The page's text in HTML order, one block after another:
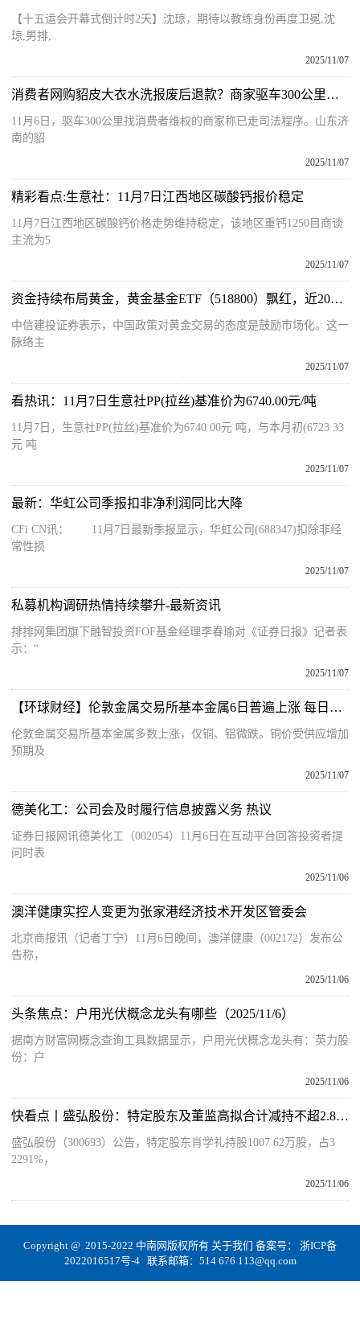
【十五运会开幕式倒计时2天】沈琼，期待以教练身份再度卫冕,沈
琼,男排,
2025/11/07
消费者网购貂皮大衣水洗报废后退款？商家驱车300公里讨说法 快资讯
11月6日，驱车300公里找消费者维权的商家称已走司法程序。山东济
南的貂
2025/11/07
精彩看点:生意社：11月7日江西地区碳酸钙报价稳定
11月7日江西地区碳酸钙价格走势维持稳定，该地区重钙1250目商谈
主流为5
2025/11/07
资金持续布局黄金，黄金基金ETF（518800）飘红，近20日净流入超44亿元 速读
中信建投证券表示，中国政策对黄金交易的态度是鼓励市场化。这一
脉络主
2025/11/07
看热讯：11月7日生意社PP(拉丝)基准价为6740.00元/吨
11月7日，生意社PP(拉丝)基准价为6740 00元 吨，与本月初(6723 33
元 吨
2025/11/07
最新：华虹公司季报扣非净利润同比大降
CFi CN讯： 11月7日最新季报显示，华虹公司(688347)扣除非经
常性损
2025/11/07
私募机构调研热情持续攀升-最新资讯
排排网集团旗下融智投资FOF基金经理李春瑜对《证券日报》记者表
示：“
2025/11/07
【环球财经】伦敦金属交易所基本金属6日普遍上涨 每日热点
伦敦金属交易所基本金属多数上涨，仅铜、铝微跌。铜价受供应增加
预期及
2025/11/07
德美化工：公司会及时履行信息披露义务 热议
证券日报网讯德美化工（002054）11月6日在互动平台回答投资者提
问时表
2025/11/06
澳洋健康实控人变更为张家港经济技术开发区管委会
北京商报讯（记者丁宁）11月6日晚间，澳洋健康（002172）发布公
告称，
2025/11/06
头条焦点：户用光伏概念龙头有哪些（2025/11/6）
据南方财富网概念查询工具数据显示，户用光伏概念龙头有：英力股
份：户
2025/11/06
快看点丨盛弘股份：特定股东及董监高拟合计减持不超2.82%股份
盛弘股份（300693）公告，特定股东肖学礼持股1007 62万股，占3
2291%，
2025/11/06
Copyright @ 2015-2022 中南网版权所有 关于我们 备案号： 浙ICP备
2022016517号-4联系邮箱：514 676 113@qq.com